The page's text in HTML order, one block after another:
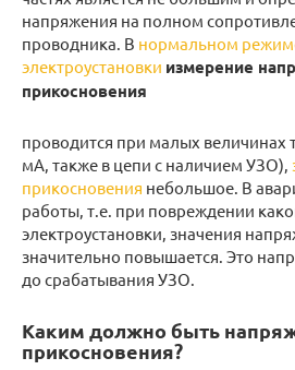
напряжения на полном
проводника. В нормальном
электроустановки измерение
прикосновения
проводится при малых величинах
мА, также в цепи с наличием УЗО),
прикосновения небольшое. В
работы, т.е. при повреждении
электроустановки, значения
значительно повышается. Это
до срабатывания УЗО.
Каким должно быть
прикосновения?